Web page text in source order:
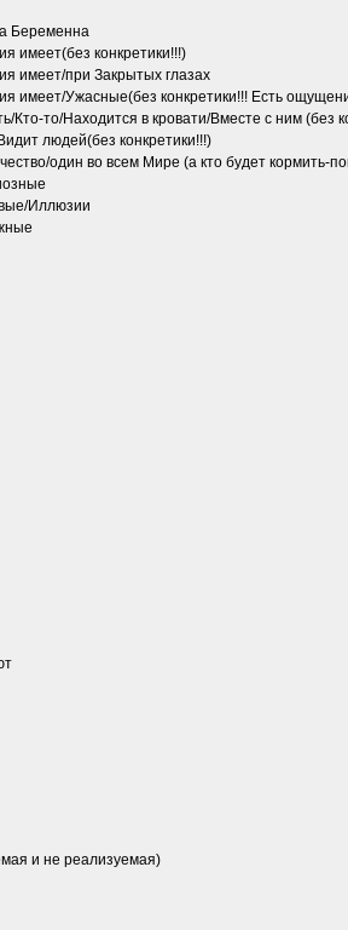
Беременна
конкретики!!!)
имеет/при Закрытых глазах
Ужасные(без конкретики!!! Есть
то/Находится в кровати/Вместе с ним (без
людей(без конкретики!!!)
один во всем Мире (а кто будет кормить-
Иллюзии
и не реализуемая)